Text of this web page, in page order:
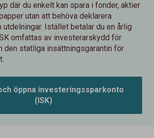
där du enkelt kan spara i fonder, aktier
utan att behöva deklarera
utdelningar. Istället betalar du en årlig
omfattas av investerarskydd för
den statliga insättningsgarantin för
öppna investeringssparkonto
(ISK)